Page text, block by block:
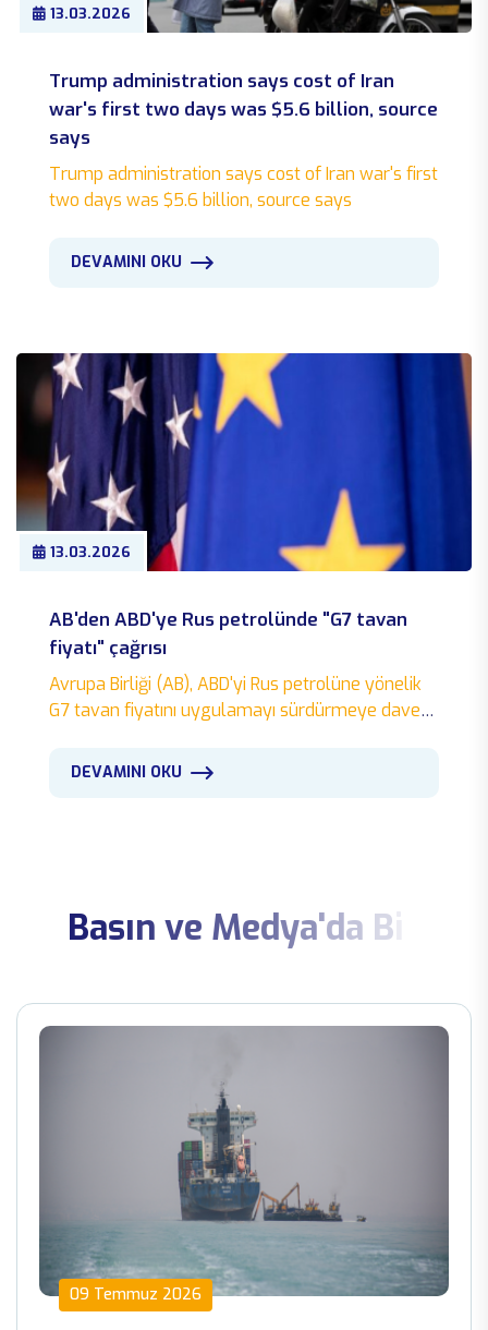
13.03.2026
Trump administration says cost of Iran
war's first two days was $5.6 billion, source
says
Trump administration says cost of Iran war's first
two days was $5.6 billion, source says
DEVAMINI OKU
13.03.2026
AB'den ABD'ye Rus petrolünde "G7 tavan
fiyatı" çağrısı
Avrupa Birliği (AB), ABD'yi Rus petrolüne yönelik
G7 tavan fiyatını uygulamayı sürdürmeye davet
enerji fiyatlarının Rusya'ya beklenmedik gelir
DEVAMINI OKU
Basın ve Medya'da B
09 Temmuz 2026